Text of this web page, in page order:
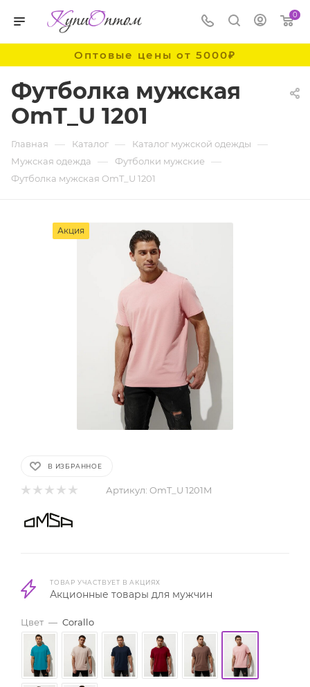
0
Оптовые цены от 5000₽
Футболка мужская
OmT_U 1201
Главная — Каталог — Каталог мужской одежды —
Мужская одежда — Футболки мужские —
Футболка мужская OmT_U 1201
Акция
В ИЗБРАННОЕ
Артикул: OmT_U 1201M
ТОВАР УЧАСТВУЕТ В АКЦИЯХ
Акционные товары для мужчин
Цвет — Corallo